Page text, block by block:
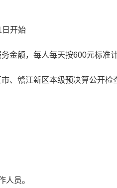
日开始
金额，每人每天按600元标准
、赣江新区本级预决算公开检
人员。